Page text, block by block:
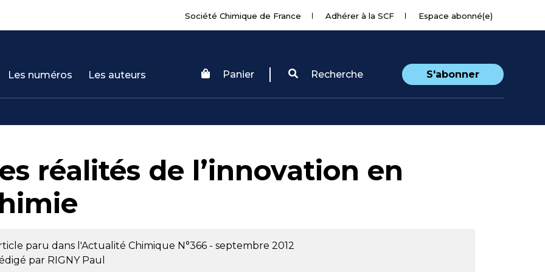
Société Chimique de France Adhérer à la SCF Espace abonné(e)
Les numéros Les auteurs Panier Recherche S'abonner
réalités de l’innovation en
paru dans l'Actualité Chimique N°366 - septembre 2012
par RIGNY Paul